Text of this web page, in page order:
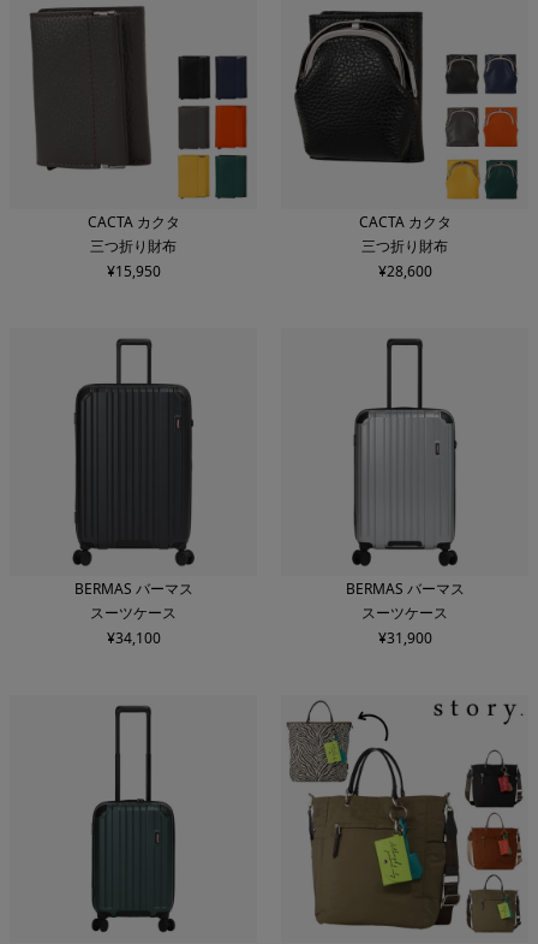
CACTA カクタ
三つ折り財布
¥15,950
CACTA カクタ
三つ折り財布
¥28,600
BERMAS バーマス
スーツケース
¥34,100
BERMAS バーマス
スーツケース
¥31,900